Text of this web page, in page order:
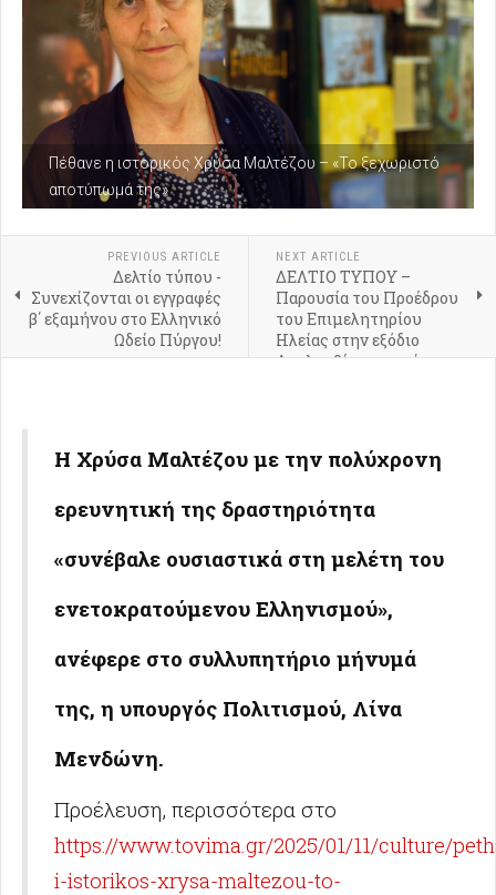
Πέθανε η ιστορικός Χρύσα Μαλτέζου – «Το ξεχωριστό
αποτύπωμά της»
PREVIOUS ARTICLE
Δελτίο τύπου -
Συνεχίζονται οι εγγραφές
β΄ εξαμήνου στο Ελληνικό
Ωδείο Πύργου!
NEXT ARTICLE
ΔΕΛΤΙΟ ΤΥΠΟΥ –
Παρουσία του Προέδρου
του Επιμελητηρίου
Ηλείας στην εξόδιο
Ακολουθία του πρώην
Η Χρύσα Μαλτέζου με την πολύχρονη
ερευνητική της δραστηριότητα
«συνέβαλε ουσιαστικά στη μελέτη του
ενετοκρατούμενου Ελληνισμού»,
ανέφερε στο συλλυπητήριο μήνυμά
της, η υπουργός Πολιτισμού, Λίνα
Μενδώνη.
Προέλευση, περισσότερα στο
https://www.tovima.gr/2025/01/11/culture/
i-istorikos-xrysa-maltezou-to-